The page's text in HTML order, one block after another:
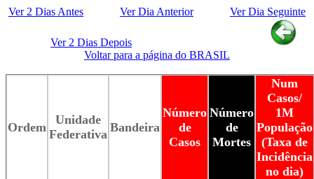
Ver 2 Dias Antes Ver Dia Anterior Ver Dia Seguinte
Ver 2 Dias Depois
Voltar para a página do BRASIL
Ordem
Unidade
Federativa Bandeira
Número
de
Casos
Número
de
Mortes
Num
Casos/
1M
População
(Taxa de
Incidência
no dia)